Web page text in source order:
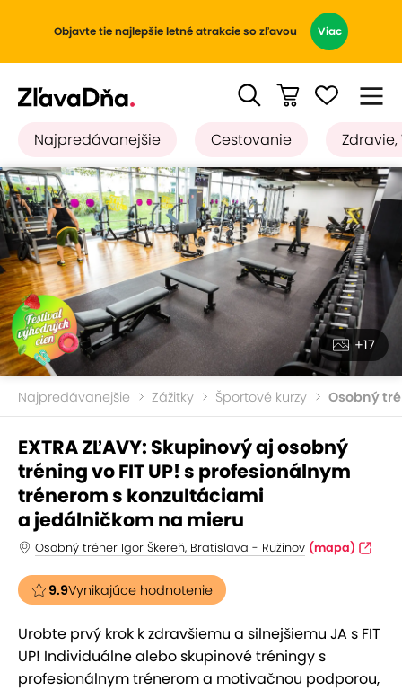
Objavte tie najlepšie letné atrakcie so zľavou Viac
Najpredávanejšie Cestovanie Zdravie,
+17
Najpredávanejšie Zážitky Športové kurzy Osobný
EXTRA ZĽAVY: Skupinový aj osobný
tréning vo FIT UP! s profesionálnym
trénerom s konzultáciami
a jedálničkom na mieru
Osobný tréner Igor Škereň, Bratislava - Ružinov (mapa)
9.9Vynikajúce hodnotenie
Urobte prvý krok k zdravšiemu a silnejšiemu JA s FIT
UP! Individuálne alebo skupinové tréningy s
profesionálnym trénerom a motivačnou podporou,